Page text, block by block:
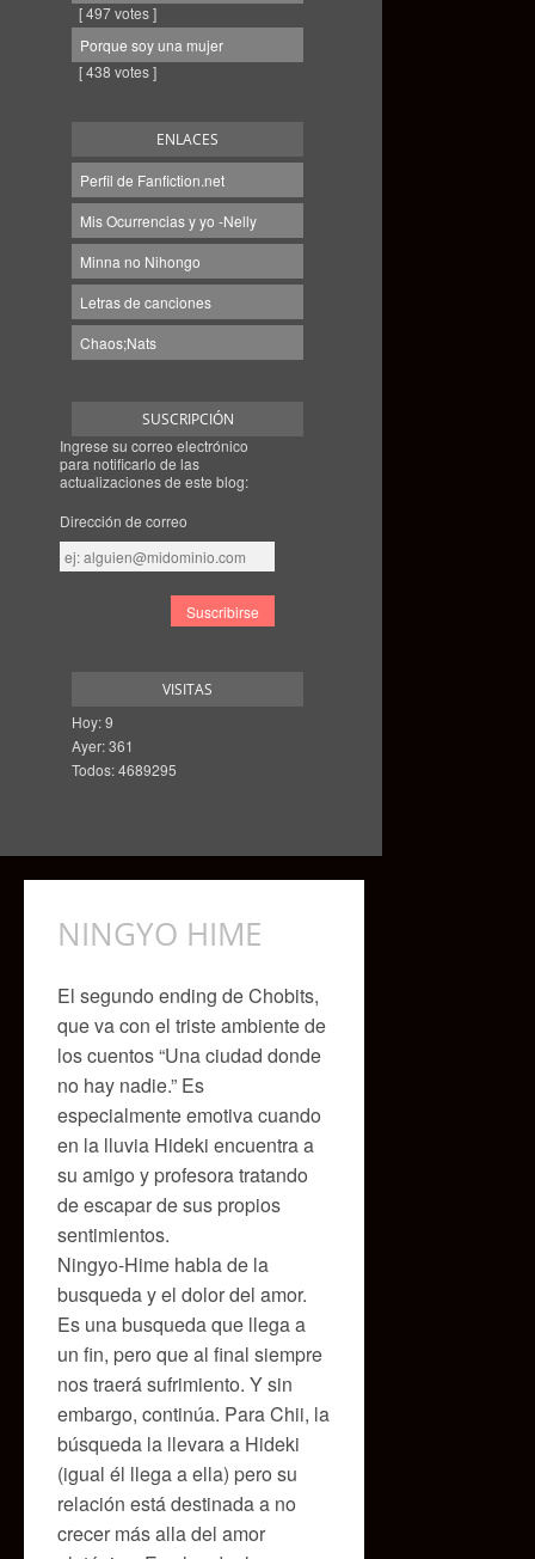
[ 497 votes ]
Porque soy una mujer
[ 438 votes ]
ENLACES
Perfil de Fanfiction.net
Mis Ocurrencias y yo -Nelly
Minna no Nihongo
Letras de canciones
Chaos;Nats
SUSCRIPCIÓN
Ingrese su correo electrónico
para notificarlo de las
actualizaciones de este blog:
Dirección de correo
Dirección
de
VISITAS
Hoy: 9
Ayer: 361
Todos: 4689295
NINGYO HIME
El segundo ending de Chobits,
que va con el triste ambiente de
los cuentos “Una ciudad donde
no hay nadie.” Es
especialmente emotiva cuando
en la lluvia Hideki encuentra a
su amigo y profesora tratando
de escapar de sus propios
sentimientos.
Ningyo-Hime habla de la
busqueda y el dolor del amor.
Es una busqueda que llega a
un fin, pero que al final siempre
nos traerá sufrimiento. Y sin
embargo, continúa. Para Chii, la
búsqueda la llevara a Hideki
(igual él llega a ella) pero su
relación está destinada a no
crecer más alla del amor